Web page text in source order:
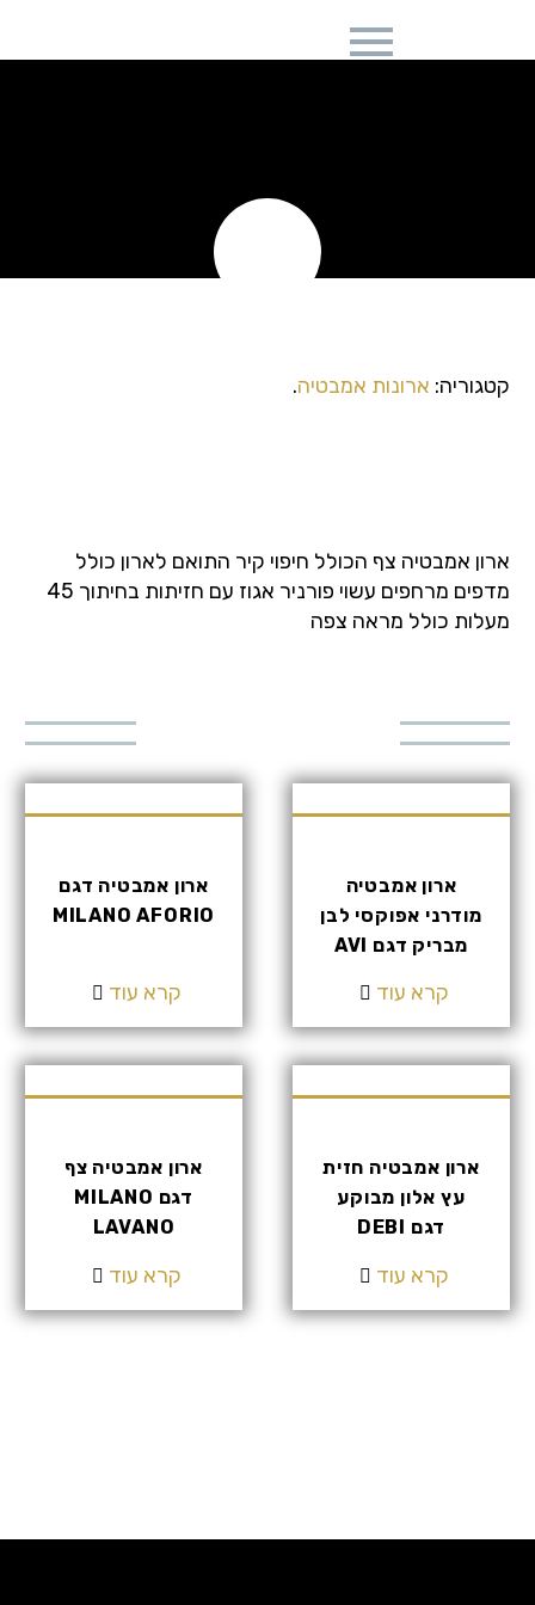
KENPORTO
קטגוריה: ארונות אמבטיה.
ארון אמבטיה צף הכולל חיפוי קיר התואם לארון כולל
מדפים מרחפים עשוי פורניר אגוז עם חזיתות בחיתוך 45
מעלות כולל מראה צפה
ארון אמבטיה
מודרני אפוקסי לבן
מבריק דגם AVI
קרא עוד
ארון אמבטיה דגם
MILANO AFORIO
קרא עוד
ארון אמבטיה חזית
עץ אלון מבוקע
דגם DEBI
קרא עוד
ארון אמבטיה צף
דגם MILANO
LAVANO
קרא עוד